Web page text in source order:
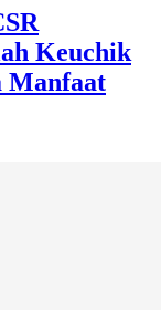
Keuchik
Manfaat